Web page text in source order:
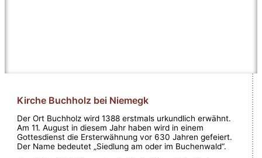
Kirche Buchholz bei Niemegk
Der Ort Buchholz wird 1388 erstmals urkundlich erwähnt.
Am 11. August in diesem Jahr haben wird in einem
Gottesdienst die Ersterwähnung vor 630 Jahren gefeiert.
Der Name bedeutet „Siedlung am oder im Buchenwald“.